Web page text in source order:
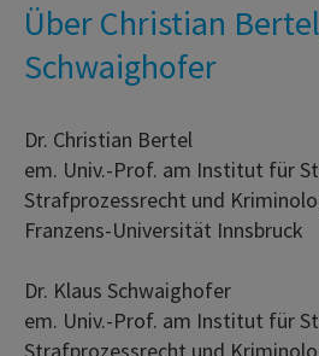
Über Christian
Schwaighofer
Dr. Christian Bertel
em. Univ.-Prof. am Institut für
Strafprozessrecht und
Franzens-Universität Innsbruck
Dr. Klaus Schwaighofer
em. Univ.-Prof. am Institut für